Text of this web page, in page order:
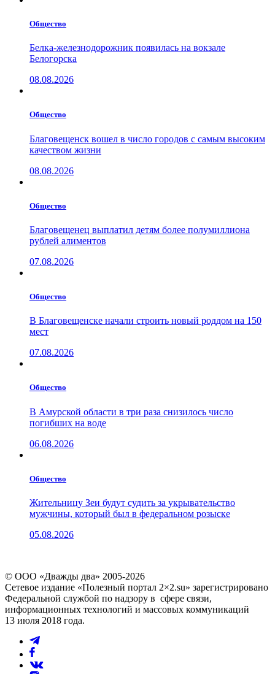
Общество
Белка-железнодорожник появилась на вокзале
Белогорска
08.08.2026
Общество
Благовещенск вошел в число городов с самым высоким
качеством жизни
08.08.2026
Общество
Благовещенец выплатил детям более полумиллиона
рублей алиментов
07.08.2026
Общество
В Благовещенске начали строить новый роддом на 150
мест
07.08.2026
Общество
В Амурской области в три раза снизилось число
погибших на воде
06.08.2026
Общество
Жительницу Зеи будут судить за укрывательство
мужчины, который был в федеральном розыске
05.08.2026
© ООО «Дважды два» 2005-2026
Сетевое издание «Полезный портал 2×2.su» зарегистрировано
Федеральной службой по надзору в сфере связи,
информационных технологий и массовых коммуникаций
13 июля 2018 года.